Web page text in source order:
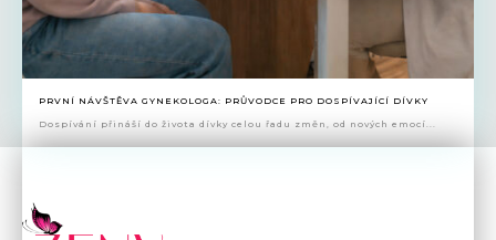
PRVNÍ NÁVŠTĚVA GYNEKOLOGA: PRŮVODCE PRO DOSPÍVAJÍCÍ DÍVKY
Dospívání přináší do života dívky celou řadu změn, od nových emocí...